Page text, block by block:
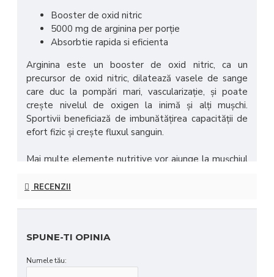
Booster de oxid nitric
5000 mg de arginina per porție
Absorbtie rapida si eficienta
Arginina este un booster de oxid nitric, ca un
precursor de oxid nitric, dilatează vasele de sange
care duc la pompări mari, vascularizaţie, şi poate
creşte nivelul de oxigen la inimă şi alţi muşchi.
Sportivii beneficiază de imbunătăţirea capacităţii de
efort fizic şi creşte fluxul sanguin.
Mai multe elemente nutritive vor ajunge la muşchiul
şi mai eficient, de aici rezultă o mai bună recuperare
procesul de vindecare a ţesutului micro-leziunii la
producţia de insulină şi sensibilitate. Formula noastră
RECENZII
SPUNE-TI OPINIA
Numele tău: